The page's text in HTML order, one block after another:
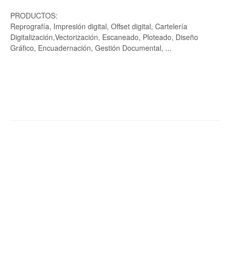
PRODUCTOS:
Reprografía, Impresión digital, Offset digital, Cartelería
Digitalización,Vectorización, Escaneado, Ploteado, Diseño
Gráfico, Encuadernación, Gestión Documental, ...